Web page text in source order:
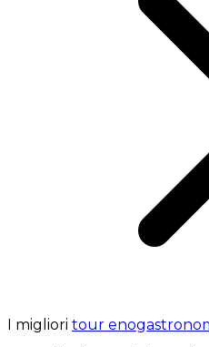
I migliori tour